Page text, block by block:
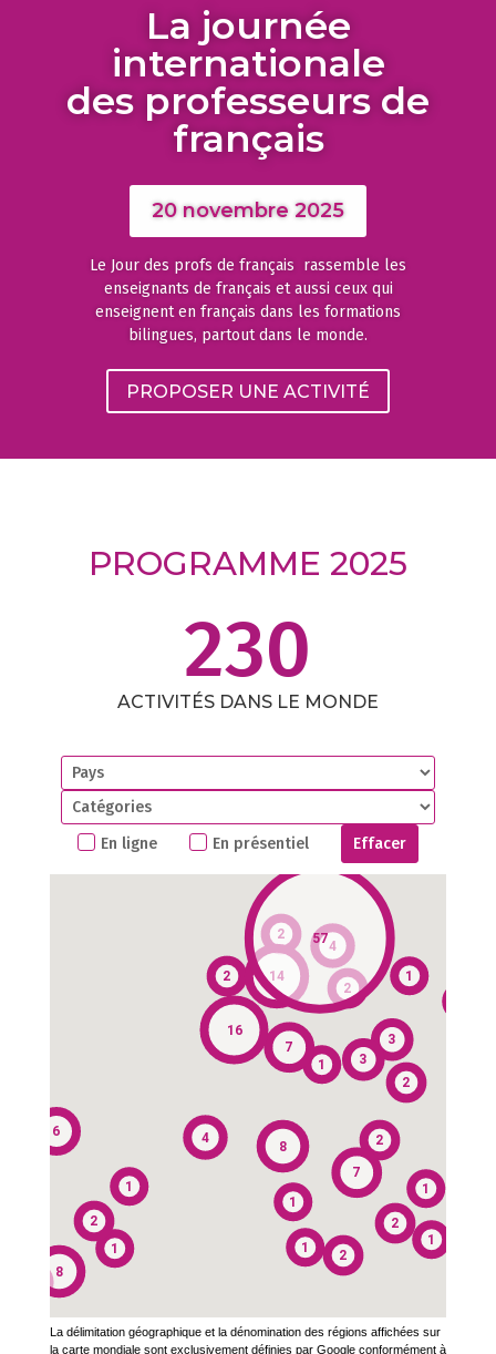
La journée
internationale
des professeurs de
français
20 novembre 2025
Le Jour des profs de français rassemble les
enseignants de français et aussi ceux qui
enseignent en français dans les formations
bilingues, partout dans le monde.
PROPOSER UNE ACTIVITÉ
PROGRAMME 2025
230
ACTIVITÉS DANS LE MONDE
En ligne En présentiel Effacer
1
1
1
2
1
1
1
1
1
57
14
4
8
16
8
6
2
4
7
2
7
2
3
2
2 2
2
3
La délimitation géographique et la dénomination des régions affichées sur
la carte mondiale sont exclusivement définies par Google conformément à